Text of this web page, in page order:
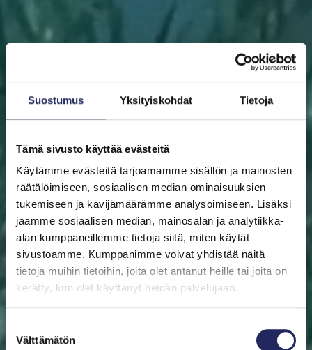
Suostumus Yksityiskohdat Tietoja
Tämä sivusto käyttää evästeitä
Käytämme evästeitä tarjoamamme sisällön ja mainosten
räätälöimiseen, sosiaalisen median ominaisuuksien
tukemiseen ja kävijämäärämme analysoimiseen. Lisäksi
jaamme sosiaalisen median, mainosalan ja analytiikka-
alan kumppaneillemme tietoja siitä, miten käytät
sivustoamme. Kumppanimme voivat yhdistää näitä
tietoja muihin tietoihin, joita olet antanut heille tai joita on
kerätty, kun olet käyttänyt heidän palvelujaan.
valinta
Välttämätön
ETUSIVU AUTA ITÄMERTA LAHJOITA
PELASTA
PALA
Auta pelastamaan Itämeri. Pala Itämerta on myös